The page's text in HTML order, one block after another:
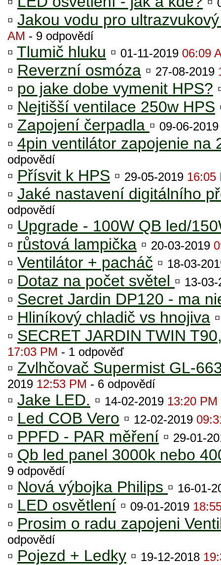
▫ Jakou vodu pro
AM - 9 odpovědí
▫ Tlumič hluku ▫ 01-11-2019 06:09
▫ Reverzní osmóza ▫ 27-08-2019
▫ po jake dobe vymenit HPS?
▫ Nejtišší ventilace 250w HPS
▫ Zapojení čerpadla ▫ 09-06-
▫ 4pin ventilátor zapojenie na
odpovědí
▫ Přísvit k HPS ▫ 29-05-2019 16:05
▫ Jaké nastavení digitálního
odpovědí
▫ Upgrade - 100W QB led/
▫ růstová lampička ▫ 20-03-2019
▫ Ventilátor + pacháč ▫ 18-03-
▫ Dotaz na počet světel ▫ 13-
▫ Secret Jardin DP120 - ma
▫ Hliníkový chladič vs hnojiva
▫ SECRET JARDIN TWIN
17:03 PM - 1 odpověď
▫ Zvlhčovač Supermist GL-
2019 12:53 PM - 6 odpovědí
▫ Jake LED. ▫ 14-02-2019 13:20 PM
▫ Led COB Vero ▫ 12-02-2019
▫ PPFD - PAR měření ▫ 29-01-
▫ Qb led panel 3000k nebo
9 odpovědí
▫ Nová výbojka Philips ▫ 16-01-
▫ LED osvětlení ▫ 09-01-2019
▫ Prosim o radu zapojeni
odpovědí
▫ Pojezd + Ledky ▫ 19-12-2018